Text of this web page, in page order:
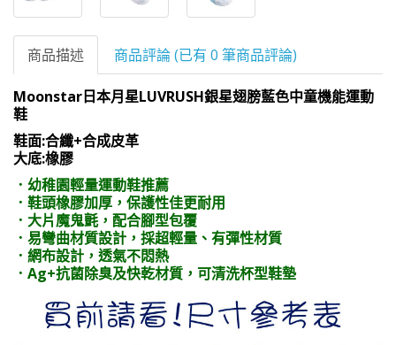
商品描述 商品評論 (已有 0 筆商品評論)
Moonstar日本月星LUVRUSH銀星翅膀藍色中童機能運動
鞋
鞋面:合纖+合成皮革
大底:橡膠
．幼稚園輕量運動鞋推薦
．鞋頭橡膠加厚，保護性佳更耐用
．大片魔鬼氈，配合腳型包覆
．易彎曲材質設計，採超輕量、有彈性材質
．網布設計，透氣不悶熱
．Ag+抗菌除臭及快乾材質，可清洗杯型鞋墊